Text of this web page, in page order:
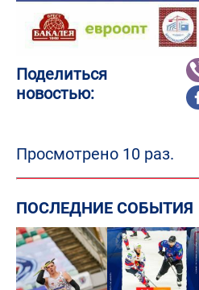
Поделиться
новостью:
Просмотрено 10 раз.
ПОСЛЕДНИЕ СОБЫТИЯ